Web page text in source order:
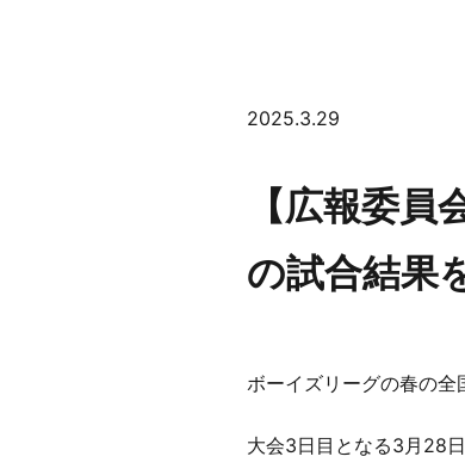
2025.3.29
【広報委
の試合結果
ボーイズリーグの春の
大会3日目となる3月28